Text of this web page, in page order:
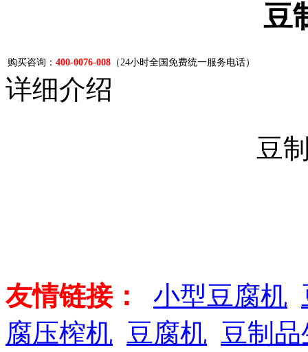
豆
购买咨询： 400-0076-008 （24小时全国免费统一服务电话）
详细介绍
豆
友情链接： 小型豆腐机
腐压榨机 豆腐机 豆制